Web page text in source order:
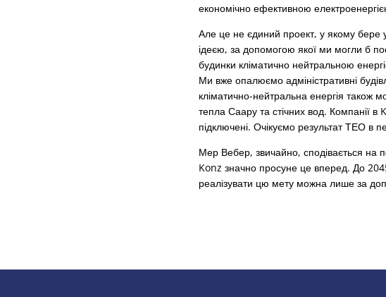
економічно ефективною
Але це не єдиний проект, у якому
ідеєю, за допомогою якої ми могли б
будинки кліматично нейтральною
Ми вже опалюємо адміністративні
кліматично-нейтральна енергія також
тепла Саару та стічних вод. Компанії
підключені. Очікуємо результат ТЕО в
Мер Вебер, звичайно, сподівається на
Konz значно просуне це вперед. До
реалізувати цю мету можна лише за